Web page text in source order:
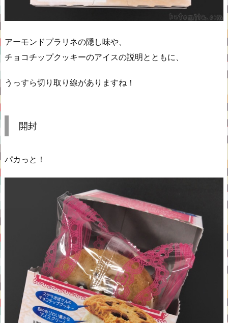
アーモンドプラリネの隠し味や、
チョコチップクッキーのアイスの説明とともに、
うっすら切り取り線がありますね！
開封
パカっと！